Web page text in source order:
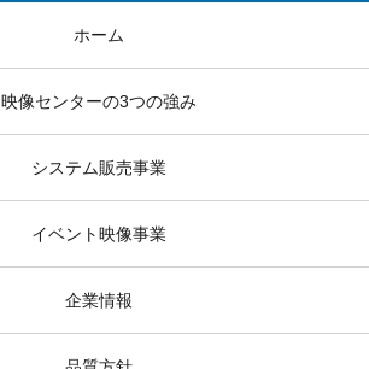
ホーム
映像センターの3つの強み
システム販売事業
イベント映像事業
企業情報